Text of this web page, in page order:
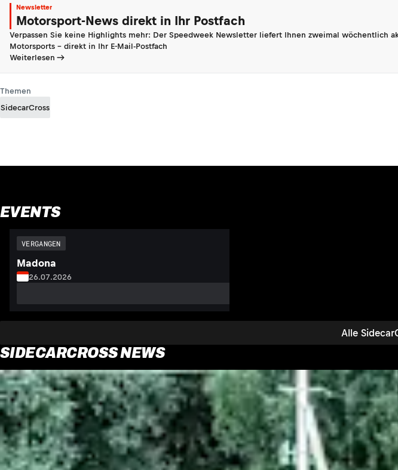
Newsletter
Motorsport-News direkt in Ihr Postfach
Verpassen Sie keine Highlights mehr: Der Speedweek Newsletter liefert Ihnen zweimal wöchentlich
Motorsports - direkt in Ihr E-Mail-Postfach
Weiterlesen
Themen
SidecarCross
EVENTS
Alle
VERGANGEN
Madona
26.07.2026
SIDECARCROSS NEWS